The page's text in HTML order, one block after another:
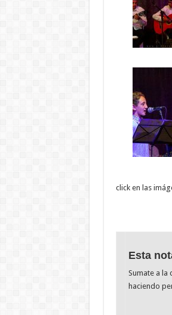
click en las
Esta
Sumate a la
haciendo